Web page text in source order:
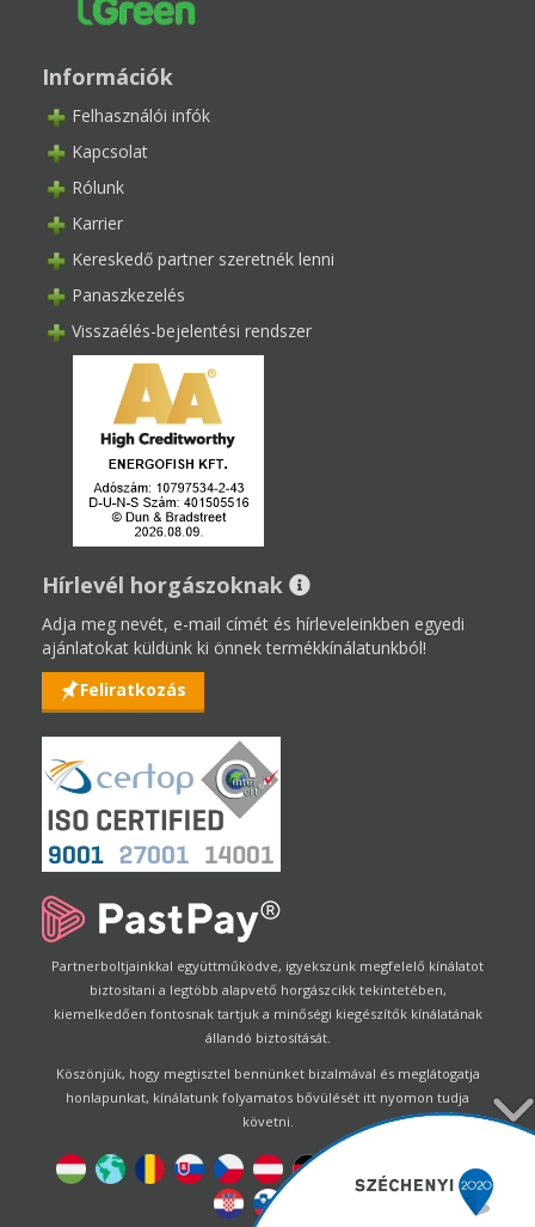
Információk
Felhasználói infók
Kapcsolat
Rólunk
Karrier
Kereskedő partner szeretnék lenni
Panaszkezelés
Visszaélés-bejelentési rendszer
Hírlevél horgászoknak
Adja meg nevét, e-mail címét és hírleveleinkben egyedi
ajánlatokat küldünk ki önnek termékkínálatunkból!
Feliratkozás
Partnerboltjainkkal együttműködve, igyekszünk megfelelő kínálatot
biztosítani a legtöbb alapvető horgászcikk tekintetében,
kiemelkedően fontosnak tartjuk a minőségi kiegészítők kínálatának
állandó biztosítását.
Köszönjük, hogy megtisztel bennünket bizalmával és meglátogatja
honlapunkat, kínálatunk folyamatos bővülését itt nyomon tudja
követni.